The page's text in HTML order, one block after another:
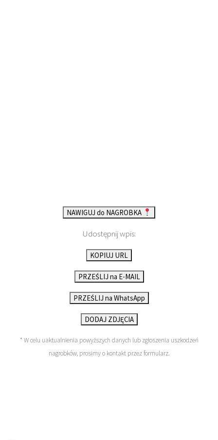
NAWIGUJ do NAGROBKA
Udostępnij wpis:
KOPIUJ URL
PRZEŚLIJ na E-MAIL
PRZEŚLIJ na WhatsApp
DODAJ ZDJĘCIA
* W celu uaktualnienia powyższych danych lub zgłoszenia uszkodzeń
nagrobków, prosimy o kontakt przezformularz.